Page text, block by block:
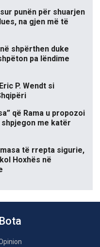
punën për shuarjen
na gjen më të
shpërthen duke
pa lëndime
P. Wendt si
që Rama u propozoi
me katër
të rrepta sigurie,
Hoxhës në
Bota